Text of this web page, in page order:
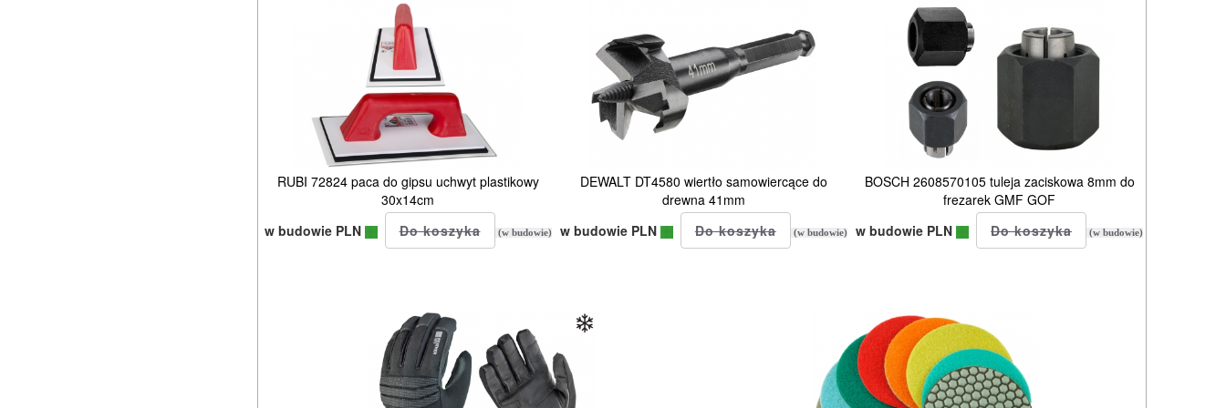
RUBI 72824 paca do gipsu uchwyt plastikowy
30x14cm
w budowie PLN
(w budowie)
DEWALT DT4580 wiertło samowiercące do
drewna 41mm
w budowie PLN
(w budowie)
BOSCH 2608570105 tuleja zaciskowa 8mm do
frezarek GMF GOF
w budowie PLN
(w budowie)